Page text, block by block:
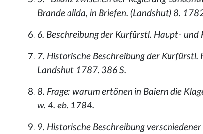
Brande allda, in Briefen. (Landshut) 8.
6. Beschreibung der Kurfürstl. Haupt- und
7. Historische Beschreibung der
Landshut 1787. 386 S.
8. Frage: warum ertönen in Baiern die
w. 4. eb. 1784.
9. Historische Beschreibung